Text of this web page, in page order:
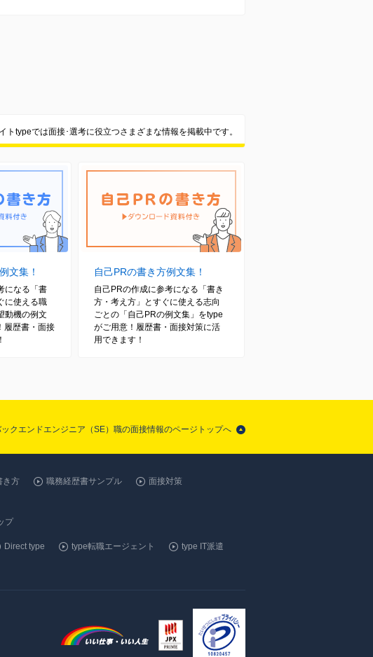
トtypeでは面接･選考に役立つさまざまな情報を掲載中です。
文集！
になる「書
に使える職
動機の例文
履歴書・面接
自己PRの書き方例文集！
自己PRの作成に参考になる「書き
方・考え方」とすぐに使える志向
ごとの「自己PRの例文集」をtype
がご用意！履歴書・面接対策に活
用できます！
クエンドエンジニア（SE）職の面接情報のページトップへ
き方 職務経歴書サンプル
面接対策
プ
Direct type type転職エージェント
type IT派遣